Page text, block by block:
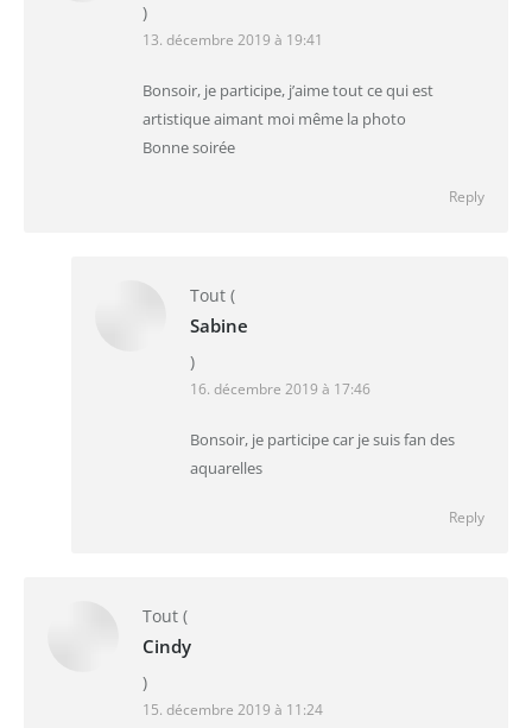
)
13. décembre 2019 à 19:41
Bonsoir, je participe, j’aime tout ce qui est
artistique aimant moi même la photo
Bonne soirée
Reply
Tout (
Sabine
)
16. décembre 2019 à 17:46
Bonsoir, je participe car je suis fan des
aquarelles
Reply
Tout (
Cindy
)
15. décembre 2019 à 11:24